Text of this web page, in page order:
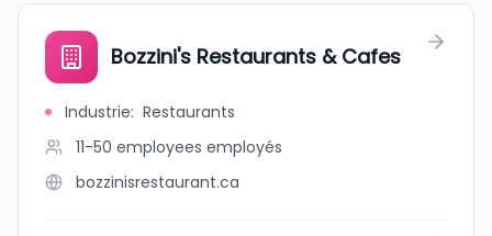
Bozzini's Restaurants & Cafes
Industrie: Restaurants
11-50 employees employés
bozzinisrestaurant.ca